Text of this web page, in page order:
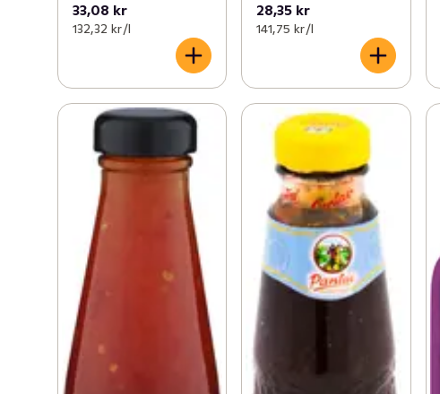
33,08 kr
132,32 kr /l
28,35 kr
141,75 kr /l